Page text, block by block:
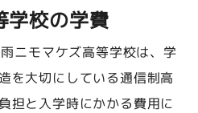
学校の学費
ニモマケズ高等学校は、学
を大切にしている通信制高
担と入学時にかかる費用に